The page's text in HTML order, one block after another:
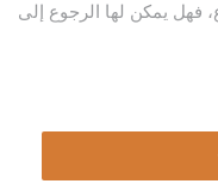
فهل يمكن لها الرجوع إلى
وعلى آله وصحبه ومن